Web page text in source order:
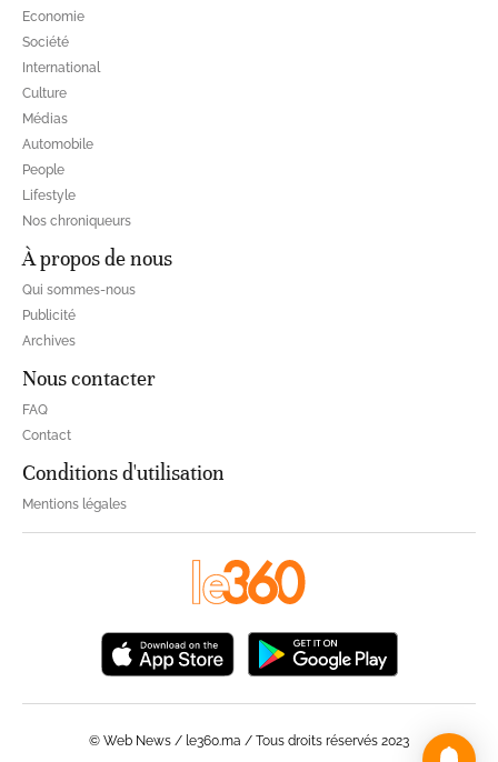
Economie
Société
International
Culture
Médias
Automobile
People
Lifestyle
Nos chroniqueurs
À propos de nous
Qui sommes-nous
Publicité
Archives
Nous contacter
FAQ
Contact
Conditions d'utilisation
Mentions légales
© Web News / le360.ma / Tous droits réservés 2023